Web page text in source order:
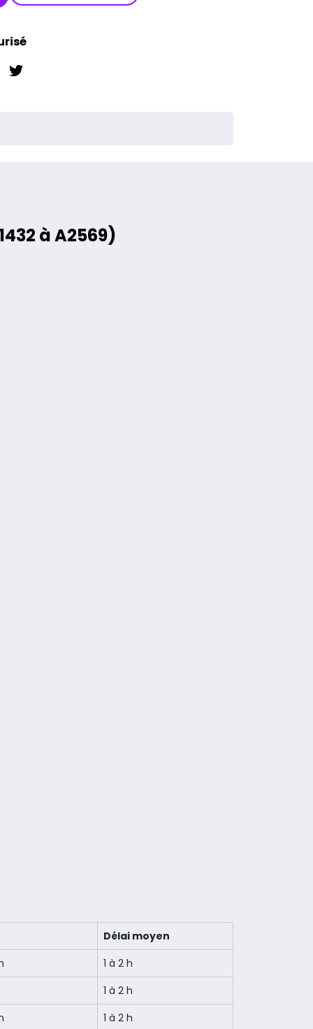
à A2569)
Délai moyen
1 à 2 h
1 à 2 h
1 à 2 h